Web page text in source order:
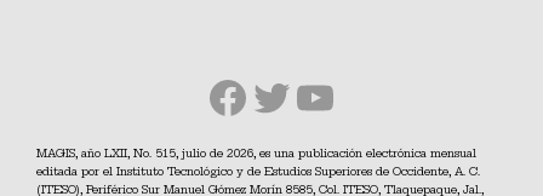
Facebook
Twitter
YouTube
MAGIS, año LXII, No. 515, julio de 2026, es una publicación electrónica mensual
editada por el Instituto Tecnológico y de Estudios Superiores de Occidente, A. C.
(ITESO), Periférico Sur Manuel Gómez Morín 8585, Col. ITESO, Tlaquepaque, Jal.,